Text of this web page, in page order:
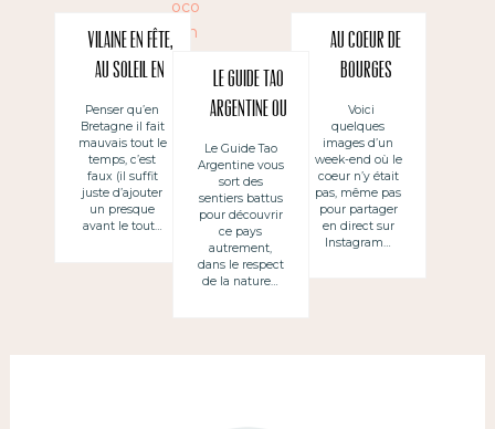
Vilaine en fête,
au soleil en
Bretagne / El
río Vilaine de
fiesta bajo el
sol bretón
Penser qu’en
Bretagne il fait
mauvais tout le
temps, c’est
faux (il suffit
juste d’ajouter
un presque
avant le tout…
Le Guide Tao
Argentine ou
comment
voyager
autrement
Le Guide Tao
Argentine vous
sort des
sentiers battus
pour découvrir
ce pays
autrement,
dans le respect
de la nature…
Au coeur de
Bourges
Voici
quelques
images d’un
week-end où le
coeur n’y était
pas, même pas
pour partager
en direct sur
Instagram…